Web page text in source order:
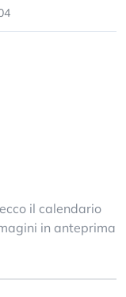
il calendario
in anteprima